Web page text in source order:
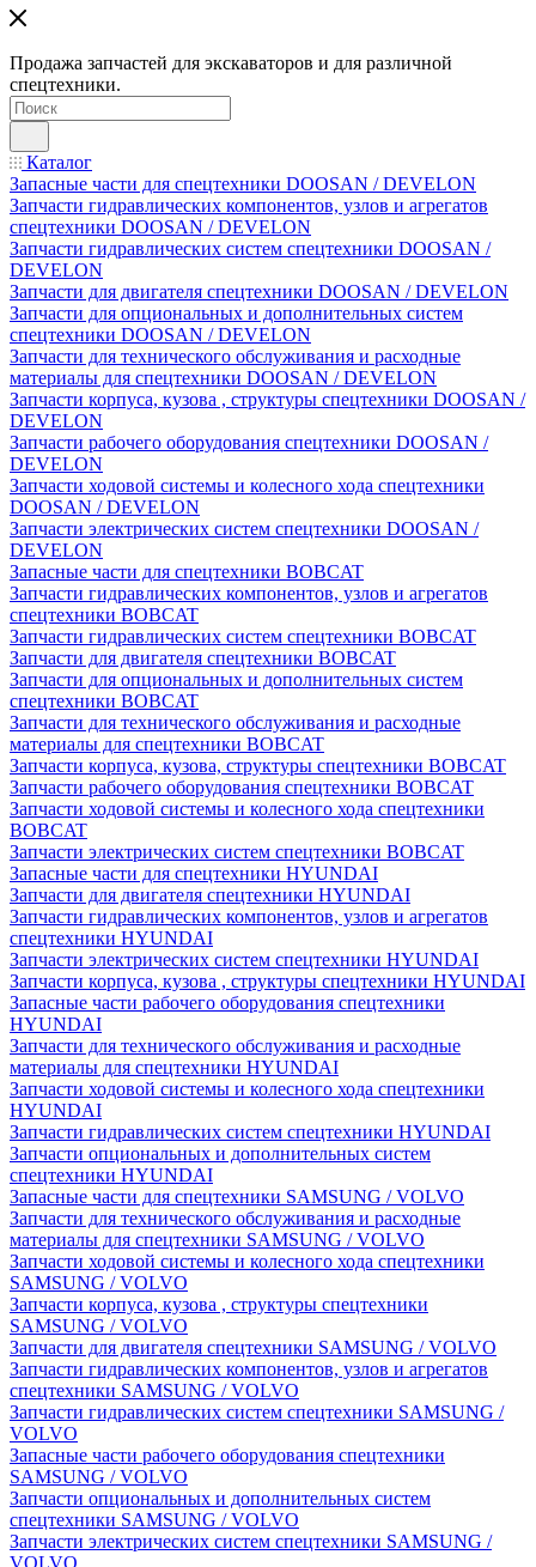
Продажа запчастей для экскаваторов и для различной
спецтехники.
Каталог
Запасные части для спецтехники DOOSAN / DEVELON
Запчасти гидравлических компонентов, узлов и агрегатов
спецтехники DOOSAN / DEVELON
Запчасти гидравлических систем спецтехники DOOSAN /
DEVELON
Запчасти для двигателя спецтехники DOOSAN / DEVELON
Запчасти для опциональных и дополнительных систем
спецтехники DOOSAN / DEVELON
Запчасти для технического обслуживания и расходные
материалы для спецтехники DOOSAN / DEVELON
Запчасти корпуса, кузова , структуры спецтехники DOOSAN /
DEVELON
Запчасти рабочего оборудования спецтехники DOOSAN /
DEVELON
Запчасти ходовой системы и колесного хода спецтехники
DOOSAN / DEVELON
Запчасти электрических систем спецтехники DOOSAN /
DEVELON
Запасные части для спецтехники BOBCAT
Запчасти гидравлических компонентов, узлов и агрегатов
спецтехники BOBCAT
Запчасти гидравлических систем спецтехники BOBCAT
Запчасти для двигателя спецтехники BOBCAT
Запчасти для опциональных и дополнительных систем
спецтехники BOBCAT
Запчасти для технического обслуживания и расходные
материалы для спецтехники BOBCAT
Запчасти корпуса, кузова, структуры спецтехники BOBCAT
Запчасти рабочего оборудования спецтехники BOBCAT
Запчасти ходовой системы и колесного хода спецтехники
BOBCAT
Запчасти электрических систем спецтехники BOBCAT
Запасные части для спецтехники HYUNDAI
Запчасти для двигателя спецтехники HYUNDAI
Запчасти гидравлических компонентов, узлов и агрегатов
спецтехники HYUNDAI
Запчасти электрических систем спецтехники HYUNDAI
Запчасти корпуса, кузова , структуры спецтехники HYUNDAI
Запасные части рабочего оборудования спецтехники
HYUNDAI
Запчасти для технического обслуживания и расходные
материалы для спецтехники HYUNDAI
Запчасти ходовой системы и колесного хода спецтехники
HYUNDAI
Запчасти гидравлических систем спецтехники HYUNDAI
Запчасти опциональных и дополнительных систем
спецтехники HYUNDAI
Запасные части для спецтехники SAMSUNG / VOLVO
Запчасти для технического обслуживания и расходные
материалы для спецтехники SAMSUNG / VOLVO
Запчасти ходовой системы и колесного хода спецтехники
SAMSUNG / VOLVO
Запчасти корпуса, кузова , структуры спецтехники
SAMSUNG / VOLVO
Запчасти для двигателя спецтехники SAMSUNG / VOLVO
Запчасти гидравлических компонентов, узлов и агрегатов
спецтехники SAMSUNG / VOLVO
Запчасти гидравлических систем спецтехники SAMSUNG /
VOLVO
Запасные части рабочего оборудования спецтехники
SAMSUNG / VOLVO
Запчасти опциональных и дополнительных систем
спецтехники SAMSUNG / VOLVO
Запчасти электрических систем спецтехники SAMSUNG /
VOLVO